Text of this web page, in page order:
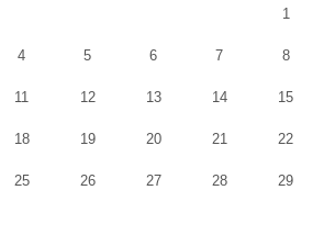
1
4 5 6 7 8
11 12 13 14 15
18 19 20 21 22
25 26 27 28 29